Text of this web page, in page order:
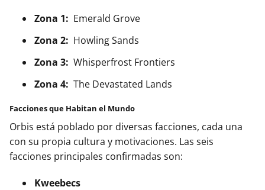
Zona 1: Emerald Grove
Zona 2: Howling Sands
Zona 3: Whisperfrost Frontiers
Zona 4: The Devastated Lands
Facciones que Habitan el Mundo
Orbis está poblado por diversas facciones, cada una
con su propia cultura y motivaciones. Las seis
facciones principales confirmadas son:
Kweebecs